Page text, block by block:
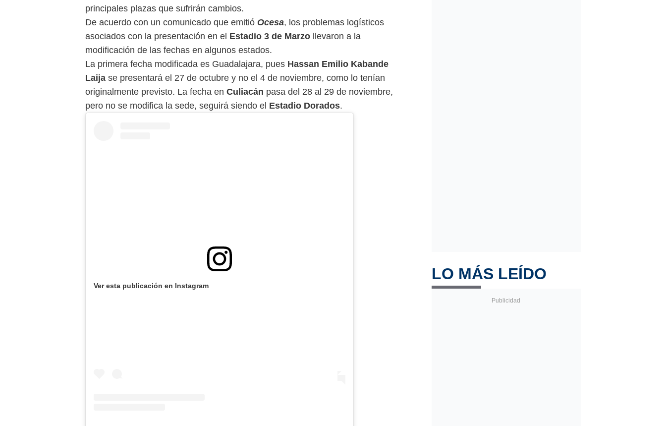
principales plazas que sufrirán cambios.
De acuerdo con un comunicado que emitió Ocesa, los problemas logísticos
asociados con la presentación en el Estadio 3 de Marzo llevaron a la
modificación de las fechas en algunos estados.
La primera fecha modificada es Guadalajara, pues Hassan Emilio Kabande
Laija se presentará el 27 de octubre y no el 4 de noviembre, como lo tenían
originalmente previsto. La fecha en Culiacán pasa del 28 al 29 de noviembre,
pero no se modifica la sede, seguirá siendo el Estadio Dorados.
Ver esta publicación en Instagram
LO MÁS LEÍDO